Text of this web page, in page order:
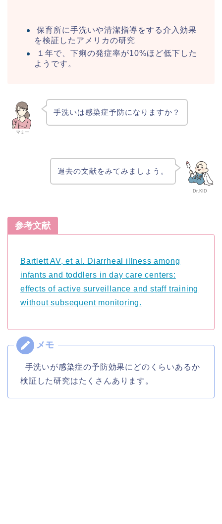
保育所に手洗いや清潔指導をする介入効果
を検証したアメリカの研究
１年で、下痢の発症率が10%ほど低下した
ようです。
マミー
手洗いは感染症予防になりますか？
Dr.KID
過去の文献をみてみましょう。
参考文献
Bartlett AV, et al. Diarrheal illness among
infants and toddlers in day care centers:
effects of active surveillance and staff training
without subsequent monitoring.
手洗いが感染症の予防効果にどのくらいあるか
検証した研究はたくさんあります。